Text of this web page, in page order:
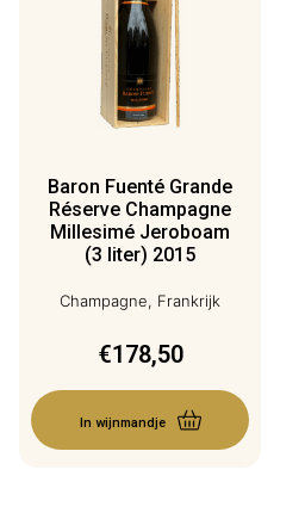
Baron Fuenté Grande
Réserve Champagne
Millesimé Jeroboam
(3 liter) 2015
Champagne, Frankrijk
€178,50
In wijnmandje